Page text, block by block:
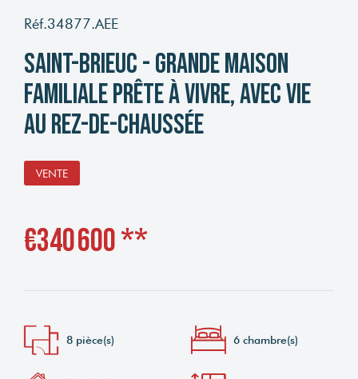
Réf.34877.AEE
SAINT-BRIEUC - Grande maison
familiale prête à vivre, avec vie
au rez-de-chaussée
VENTE
€340 600**
8 pièce(s) 6 chambre(s)